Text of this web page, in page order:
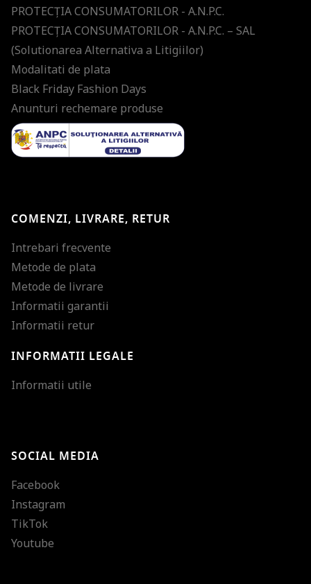
PROTECŢIA CONSUMATORILOR - A.N.P.C.
PROTECŢIA CONSUMATORILOR - A.N.P.C. – SAL
(Solutionarea Alternativa a Litigiilor)
Modalitati de plata
Black Friday Fashion Days
Anunturi rechemare produse
COMENZI, LIVRARE, RETUR
Intrebari frecvente
Metode de plata
Metode de livrare
Informatii garantii
Informatii retur
INFORMATII LEGALE
Informatii utile
SOCIAL MEDIA
Facebook
Instagram
TikTok
Youtube